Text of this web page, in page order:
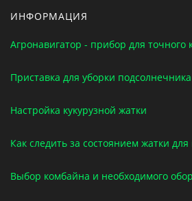
ИНФОРМАЦИЯ
Агронавигатор - прибор для точного
Приставка для уборки подсолнечника
Настройка кукурузной жатки
Как следить за состоянием жатки
Выбор комбайна и необходимого